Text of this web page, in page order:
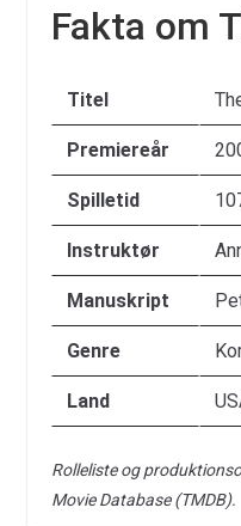
Fakta om
Titel
Premiereår
Spilletid
Instruktør
Manuskript
Genre
Land
Rolleliste og
Movie Database (TMDB).